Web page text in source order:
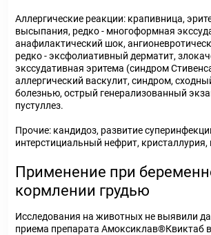
Аллергические реакции: крапивница,
высыпания, редко - многоформная
анафилактический шок,
редко - эксфолиативный дерматит,
экссудативная эритема (синдром
аллергический васкулит, синдром,
болезнью, острый генерализованный
пустуллез.
Прочие: кандидоз, развитие
интерстициальный нефрит, кристаллурия,
Применение при
кормлении грудью
Исследования на животных не выявили
приема препарата Амоксиклав®Квиктаб